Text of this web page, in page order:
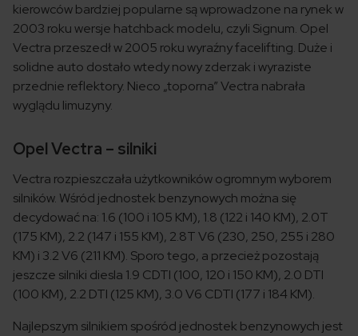
kierowców bardziej popularne są wprowadzone na rynek w
2003 roku wersje hatchback modelu, czyli Signum. Opel
Vectra przeszedł w 2005 roku wyraźny facelifting. Duże i
solidne auto dostało wtedy nowy zderzak i wyraziste
przednie reflektory. Nieco „toporna” Vectra nabrała
wyglądu limuzyny.
Opel Vectra – silniki
Vectra rozpieszczała użytkowników ogromnym wyborem
silników. Wśród jednostek benzynowych można się
decydować na: 1.6 (100 i 105 KM), 1.8 (122 i 140 KM), 2.0T
(175 KM), 2.2 (147 i 155 KM), 2.8T V6 (230, 250, 255 i 280
KM) i 3.2 V6 (211 KM). Sporo tego, a przecież pozostają
jeszcze silniki diesla 1.9 CDTI (100, 120 i 150 KM), 2.0 DTI
(100 KM), 2.2 DTI (125 KM), 3.0 V6 CDTI (177 i 184 KM).
Najlepszym silnikiem spośród jednostek benzynowych jest